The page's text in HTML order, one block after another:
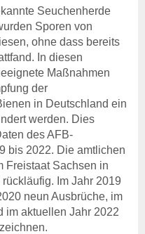
& Cookies
(OWA)
Support
Seuchenherde
Sporen von
ohne dass bereits
In diesen
Maßnahmen
der
in Deutschland ein
werden. Dies
des AFB-
bis 2022. Die amtlichen
Freistaat Sachsen in
Im Jahr 2019
neun Ausbrüche, im
im aktuellen Jahr 2022